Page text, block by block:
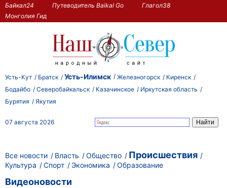
Байкал24 Путеводитель Baikal Go
Глагол38
Монголия Гид
Усть-Кут Братск Усть-Илимск Железногорск
Киренск
Бодайбо
Северобайкальск Казачинское
Иркутская область
Бурятия
Якутия
07 августа 2026
Все новости Власть Общество Происшествия
Культура Спорт Экономика Образование
Видеоновости